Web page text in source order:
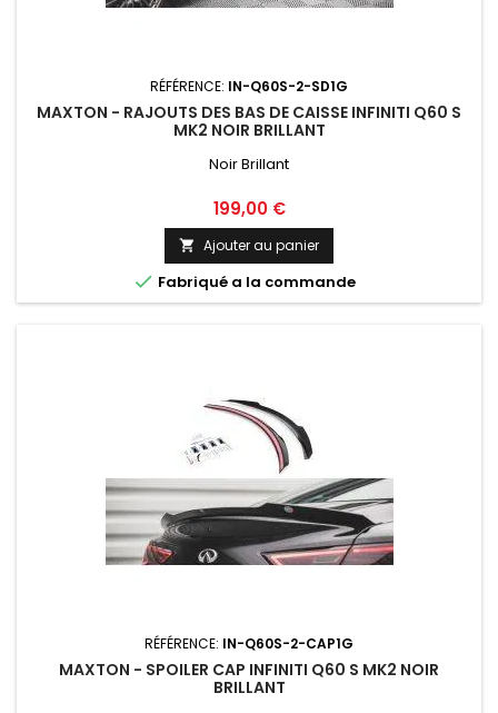
RÉFÉRENCE: IN-Q60S-2-SD1G
MAXTON - RAJOUTS DES BAS DE CAISSE INFINITI Q60 S
MK2 NOIR BRILLANT
Noir Brillant
Prix
199,00 €
 Ajouter au panier
 Fabriqué a la commande
RÉFÉRENCE: IN-Q60S-2-CAP1G
MAXTON - SPOILER CAP INFINITI Q60 S MK2 NOIR
BRILLANT